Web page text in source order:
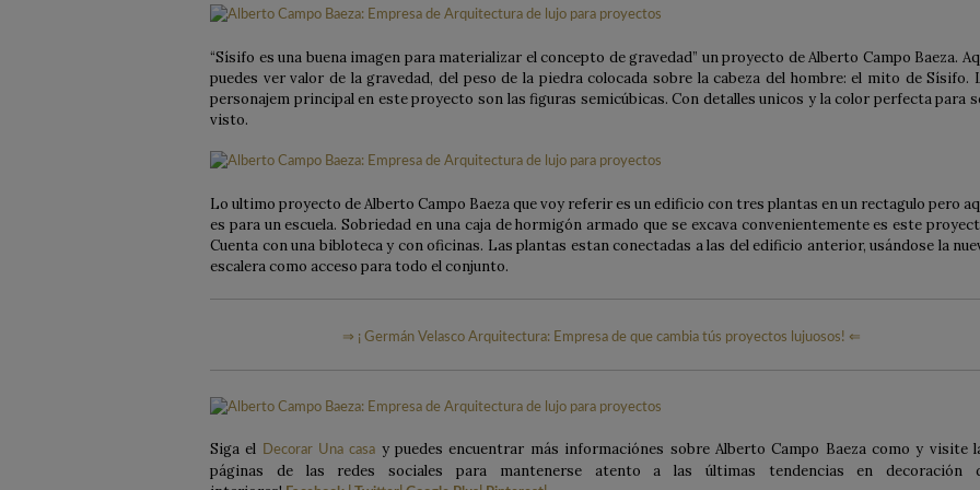
“Sísifo es una buena imagen para materializar el concepto de gravedad” un proyecto de Alberto Campo Baeza.
puedes ver valor de la gravedad, del peso de la piedra colocada sobre la cabeza del hombre: el mito de Sísifo.
personajem principal en este proyecto son las figuras semicúbicas. Con detalles unicos y la color perfecta para
visto.
Lo ultimo proyecto de Alberto Campo Baeza que voy referir es un edificio con tres plantas en un rectagulo pero
es para un escuela. Sobriedad en una caja de hormigón armado que se excava convenientemente es este
Cuenta con una bibloteca y con oficinas. Las plantas estan conectadas a las del edificio anterior, usándose la
escalera como acceso para todo el conjunto.
⇒ ¡ Germán Velasco Arquitectura: Empresa de que cambia tús proyectos lujuosos! ⇐
Siga el Decorar Una casa y puedes encuentrar más informaciónes sobre Alberto Campo Baeza como y visite
páginas de las redes sociales para mantenerse atento a las últimas tendencias en decoración